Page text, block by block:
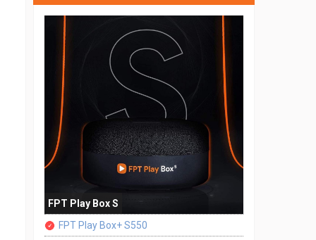
FPT Play Box S
FPT Play Box+ S550